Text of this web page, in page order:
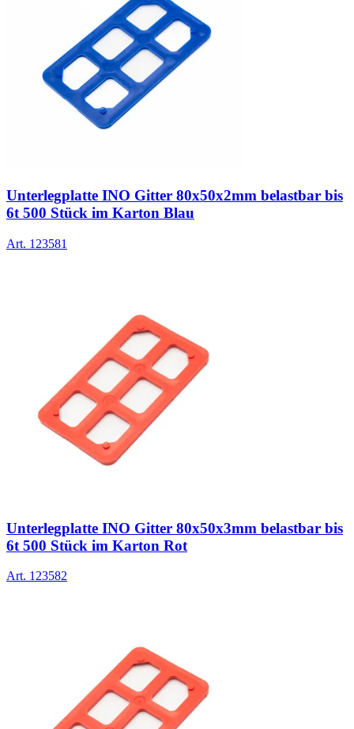
Unterlegplatte INO Gitter 80x50x2mm belastbar bis
6t 500 Stück im Karton Blau
Art. 123581
Unterlegplatte INO Gitter 80x50x3mm belastbar bis
6t 500 Stück im Karton Rot
Art. 123582